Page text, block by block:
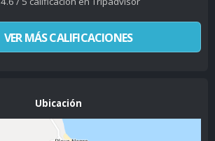
VER MÁS CALIFICACIONES
Ubicación